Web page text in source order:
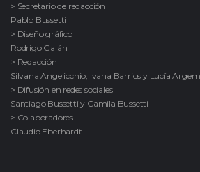
> Secretario de redacción
Pablo Bussetti
> Diseño gráfico
Rodrigo Galán
> Redacción
Silvana Angelicchio, Ivana Barrios y Lucía
> Difusión en redes sociales
Santiago Bussetti y Camila Bussetti
> Colaboradores
Claudio Eberhardt